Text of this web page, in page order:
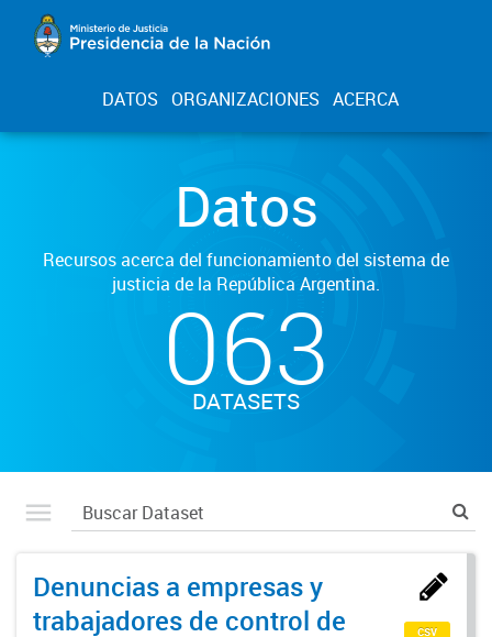
DATOS ORGANIZACIONES ACERCA
Datos
Recursos acerca del funcionamiento del sistema de
justicia de la República Argentina.
063
DATASETS
Denuncias a empresas y
trabajadores de control de
csv